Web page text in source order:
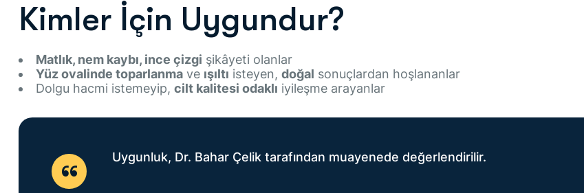
Kimler İçin Uygundur?
Matlık, nem kaybı, ince çizgi şikâyeti olanlar
Yüz ovalinde toparlanma ve ışıltı isteyen, doğal sonuçlardan hoşlananlar
Dolgu hacmi istemeyip, cilt kalitesi odaklı iyileşme arayanlar
Uygunluk, Dr. Bahar Çelik tarafından muayenede değerlendirilir.